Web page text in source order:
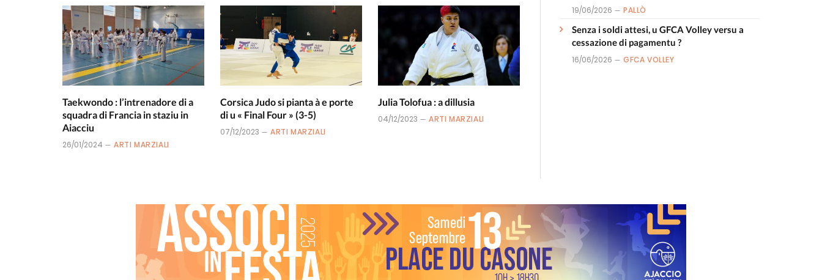
Taekwondo : l’intrenadore di a
squadra di Francia in staziu in
Aiacciu
26/01/2024 ARTI MARZIALI
Corsica Judo si pianta à e porte
di u « Final Four » (3-5)
07/12/2023 ARTI MARZIALI
Julia Tolofua : a dillusia
04/12/2023 ARTI MARZIALI
19/06/2026 PALLÒ
Senza i soldi attesi, u GFCA Volley versu a
cessazione di pagamentu ?
16/06/2026 GFCA VOLLEY